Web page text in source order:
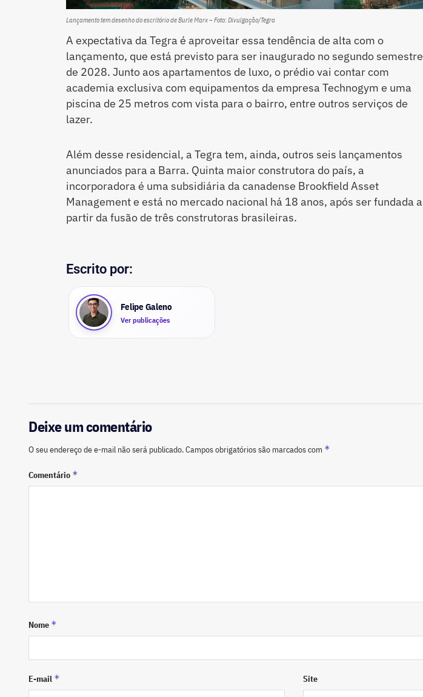
Lançamento tem desenho do escritório de Burle Marx – Foto: Divulgação/Tegra
A expectativa da Tegra é aproveitar essa tendência de alta com o
lançamento, que está previsto para ser inaugurado no segundo semestre
de 2028. Junto aos apartamentos de luxo, o prédio vai contar com
academia exclusiva com equipamentos da empresa Technogym e uma
piscina de 25 metros com vista para o bairro, entre outros serviços de
lazer.
Além desse residencial, a Tegra tem, ainda, outros seis lançamentos
anunciados para a Barra. Quinta maior construtora do país, a
incorporadora é uma subsidiária da canadense Brookfield Asset
Management e está no mercado nacional há 18 anos, após ser fundada a
partir da fusão de três construtoras brasileiras.
Escrito por:
Felipe Galeno
Ver publicações
Deixe um comentário
O seu endereço de e-mail não será publicado.Campos obrigatórios são marcados com *
Comentário *
Nome *
E-mail * Site